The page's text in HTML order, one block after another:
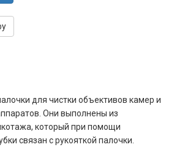
для чистки объективов камер и
Они выполнены из
который при помощи
связан с рукояткой палочки.